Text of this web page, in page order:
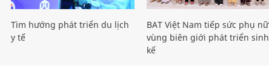
Tìm hướng phát triển du lịch
y tế
BAT Việt Nam tiếp sức phụ nữ
vùng biên giới phát triển sinh
kế